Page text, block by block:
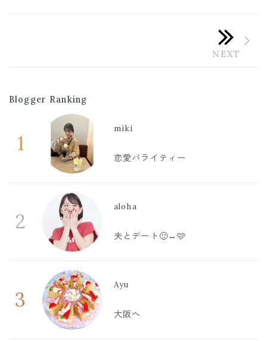
Blogger Ranking
1
miki
恋愛バライティー
2
aloha
夫とデート🙂‍↔️🩷
3
Ayu
大阪へ